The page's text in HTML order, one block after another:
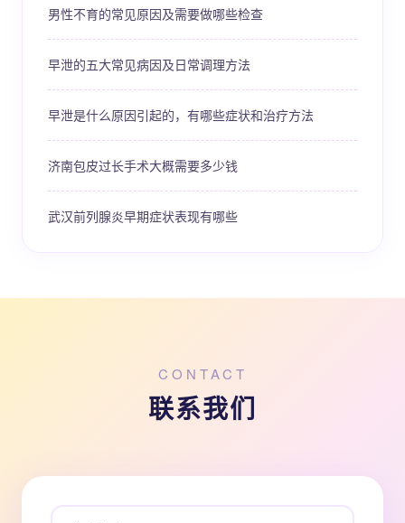
男性不育的常见原因及需要做哪些检查
早泄的五大常见病因及日常调理方法
早泄是什么原因引起的，有哪些症状和治疗方法
济南包皮过长手术大概需要多少钱
武汉前列腺炎早期症状表现有哪些
CONTACT
联系我们